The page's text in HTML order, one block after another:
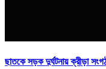
ছাতকে সড়ক দুর্ঘটনায় ক্রীড়া